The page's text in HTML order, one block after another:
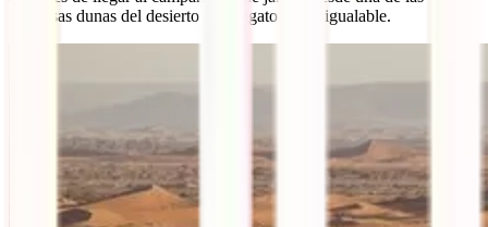
inmensas dunas del desierto es obligatoria e inigualable.